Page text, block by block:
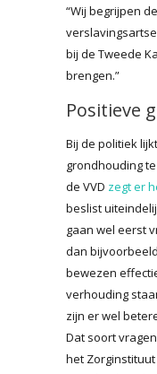
“Wij begrijpen
bij de Tweede
brengen.”
Positieve
Bij de politiek
grondhouding
de VVD zegt er
beslist
gaan wel eerst
dan
bewezen
verhouding
zijn er wel
Dat soort
het